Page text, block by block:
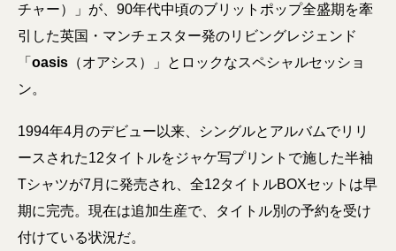
チャー）」が、90年代中頃のブリットポップ全盛期を牽
引した英国・マンチェスター発のリビングレジェンド
「 oasis （オアシス）」とロックなスペシャルセッショ
ン。
1994年4月のデビュー以来、シングルとアルバムでリリ
ースされた12タイトルをジャケ写プリントで施した半袖
Tシャツが7月に発売され、全12タイトルBOXセットは早
期に完売。現在は追加生産で、タイトル別の予約を受け
付けている状況だ。